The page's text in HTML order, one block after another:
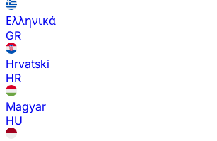
Ελληνικά
GR
Hrvatski
HR
Magyar
HU